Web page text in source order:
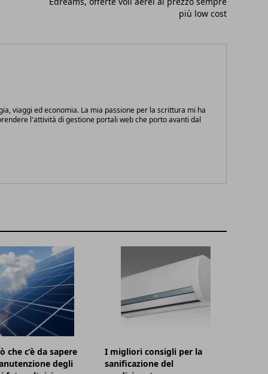
più low cost
viaggi ed economia. La mia passione per la scrittura mi ha
l'attività di gestione portali web che porto avanti dal
che c’è da sapere
degli
I migliori consigli per la
sanificazione del